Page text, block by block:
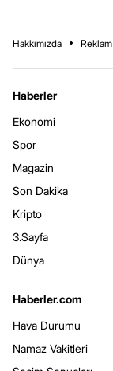
Hakkımızda Reklam
Haberler
Ekonomi
Spor
Magazin
Son Dakika
Kripto
3.Sayfa
Dünya
Haberler.com
Hava Durumu
Namaz Vakitleri